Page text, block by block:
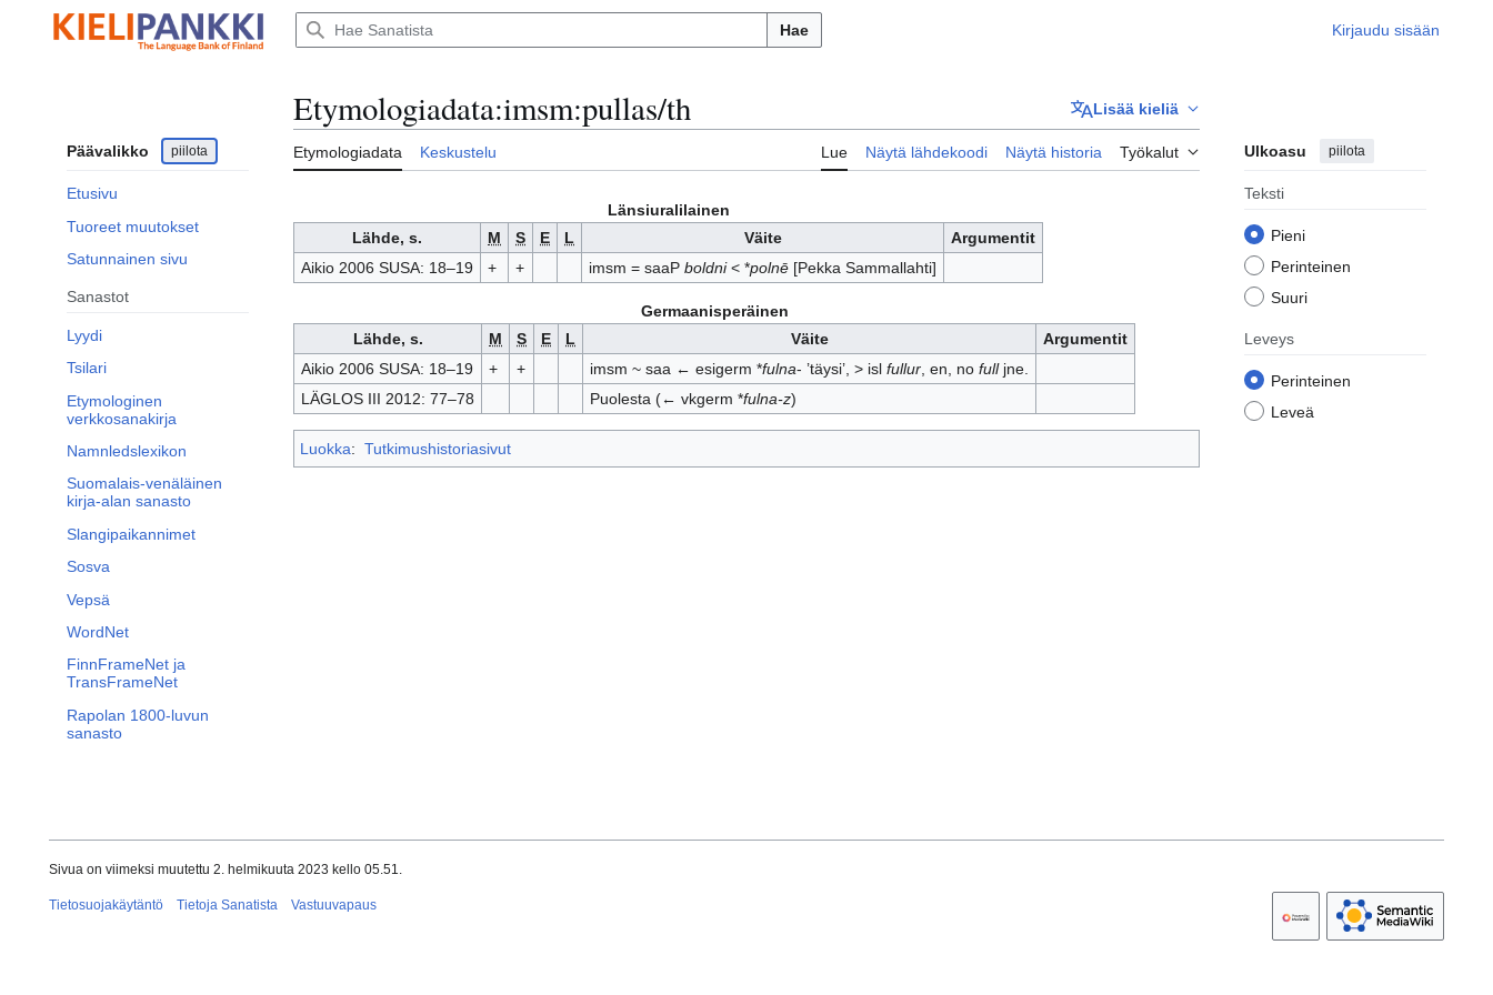
sisältöön
Hae Kirjaudu sisään
Päävalikko piilota
Etusivu
Tuoreet muutokset
Satunnainen sivu
Sanastot
Lyydi
Tsilari
Etymologinen
verkkosanakirja
Namnledslexikon
Suomalais-venäläinen
kirja-alan sanasto
Slangipaikannimet
Sosva
Vepsä
WordNet
FinnFrameNet ja
TransFrameNet
Rapolan 1800-luvun
sanasto
Etymologiadata:imsm:pullas/th Lisää kieliä
Etymologiadata Keskustelu Lue Näytä lähdekoodi Näytä historia Työkalut Ulkoasu piilota
Teksti
Pieni
Perinteinen
Suuri
Leveys
Perinteinen
Leveä
Länsiuralilainen
Lähde, s.
M S E L Väite
Argumentit
Aikio 2006 SUSA: 18–19
+ + imsm = saaP boldni< *polnē[Pekka Sammallahti]
Germaanisperäinen
Lähde, s.
M S E L Väite
Argumentit
Aikio 2006 SUSA: 18–19
+ + imsm ~ saa ← esigerm *fulna- ’täysi’, > isl fullur, en, no fulljne.
LÄGLOS III 2012: 77–78
Puolesta (← vkgerm *fulna-z)
Luokka: Tutkimushistoriasivut
Sivua on viimeksi muutettu 2. helmikuuta 2023 kello 05.51.
Tietosuojakäytäntö Tietoja Sanatista Vastuuvapaus